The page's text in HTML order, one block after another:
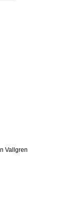
Vallgren